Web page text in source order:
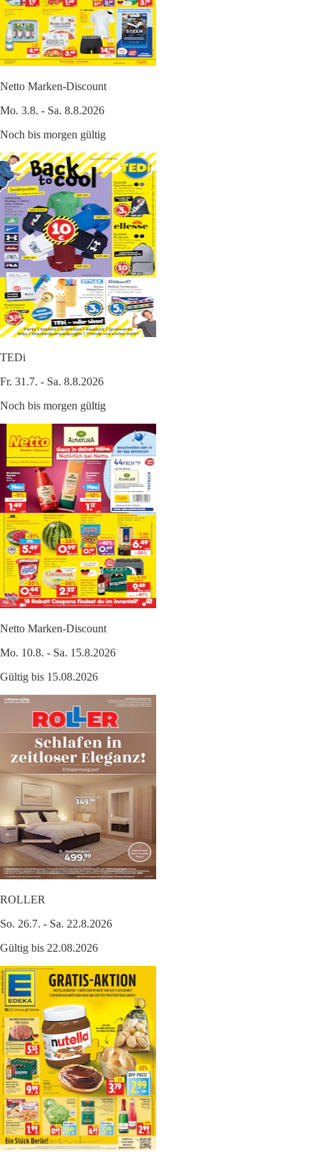
Netto Marken-Discount
Mo. 3.8. - Sa. 8.8.2026
Noch bis morgen gültig
TEDi
Fr. 31.7. - Sa. 8.8.2026
Noch bis morgen gültig
Netto Marken-Discount
Mo. 10.8. - Sa. 15.8.2026
Gültig bis 15.08.2026
ROLLER
So. 26.7. - Sa. 22.8.2026
Gültig bis 22.08.2026